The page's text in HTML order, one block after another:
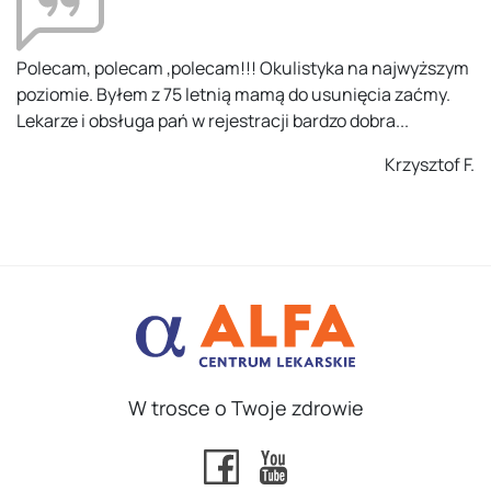
Kompetentni ludzie, na odpowiednim miejscu. Zostałem
potraktowany z uwagą i zaangażowaniem. Problemów
przy rejestracji nie było. Polecam.
Ania K.
W trosce o Twoje zdrowie